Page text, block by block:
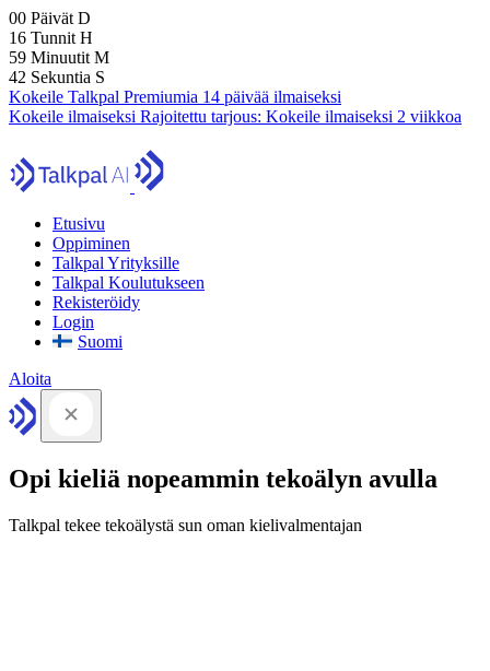
00 Päivät D
16 Tunnit H
59 Minuutit M
41 Sekuntia S
Kokeile Talkpal Premiumia 14 päivää ilmaiseksi
Kokeile ilmaiseksi Rajoitettu tarjous: Kokeile ilmaiseksi 2 viikkoa
Etusivu
Oppiminen
Talkpal Yrityksille
Talkpal Koulutukseen
Rekisteröidy
Login
Suomi
Aloita
Opi kieliä nopeammin tekoälyn avulla
Talkpal tekee tekoälystä sun oman kielivalmentajan